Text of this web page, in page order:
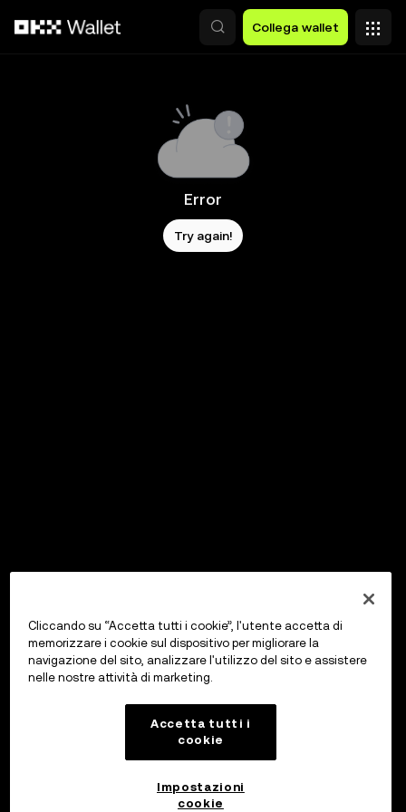
Collega wallet
Error
Try again!
Cliccando su “Accetta tutti i cookie”, l'utente accetta di
memorizzare i cookie sul dispositivo per migliorare la
navigazione del sito, analizzare l'utilizzo del sito e assistere
nelle nostre attività di marketing.
Accetta tutti i
cookie
Impostazioni
cookie